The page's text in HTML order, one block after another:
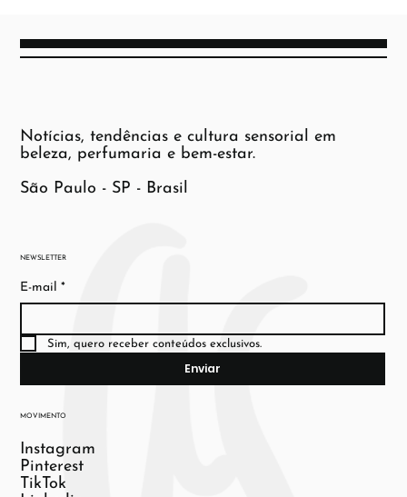
NEWSLETTER
E-mail *
Sim, quero receber conteúdos exclusivos.
Enviar
MOVIMENTO
Instagram
Pinterest
TikTok
Notícias, tendências e cultura sensorial em
beleza, perfumaria e bem-estar.
São Paulo - SP - Brasil